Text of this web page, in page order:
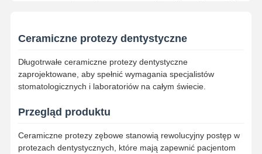
Ceramiczne protezy dentystyczne
Długotrwałe ceramiczne protezy dentystyczne
zaprojektowane, aby spełnić wymagania specjalistów
stomatologicznych i laboratoriów na całym świecie.
Przegląd produktu
Ceramiczne protezy zębowe stanowią rewolucyjny postęp w
protezach dentystycznych, które mają zapewnić pacjentom